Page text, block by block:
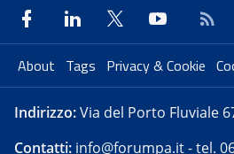
About Tags Privacy & Cookie
Indirizzo:Via del Porto Fluviale
Contatti: info@forumpa.it- tel.